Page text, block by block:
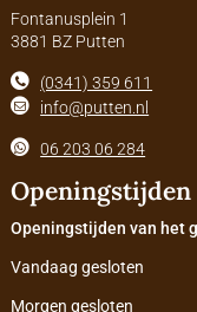
Fontanusplein 1
3881 BZ Putten
(0341) 359 611
info@putten.nl
06 203 06 284
Openingstijden
Openingstijden van het
Vandaag gesloten
Morgen gesloten